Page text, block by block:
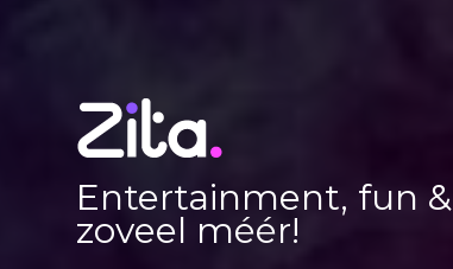
Entertainment, fun &
zoveel méér!